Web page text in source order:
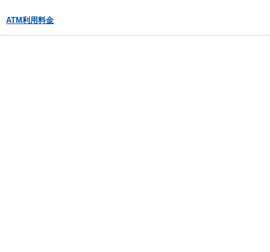
ATM利用料金